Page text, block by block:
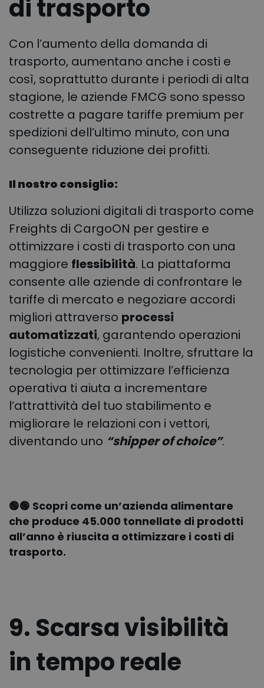
di trasporto
Con l’aumento della domanda di
trasporto, aumentano anche i costi e
così, soprattutto durante i periodi di alta
stagione, le aziende FMCG sono spesso
costrette a pagare tariffe premium per
spedizioni dell’ultimo minuto, con una
conseguente riduzione dei profitti.
Il nostro consiglio:
Utilizza soluzioni digitali di trasporto come
Freights di CargoON per gestire e
ottimizzare i costi di trasporto con una
maggiore flessibilità. La piattaforma
consente alle aziende di confrontare le
tariffe di mercato e negoziare accordi
migliori attraverso processi
automatizzati, garantendo operazioni
logistiche convenienti. Inoltre, sfruttare la
tecnologia per ottimizzare l’efficienza
operativa ti aiuta a incrementare
l’attrattività del tuo stabilimento e
migliorare le relazioni con i vettori,
diventando uno “shipper of choice”.
🟢🟢 Scopri come un’azienda alimentare
che produce 45.000 tonnellate di prodotti
all’anno è riuscita a ottimizzare i costi di
trasporto.
9. Scarsa visibilità
in tempo reale